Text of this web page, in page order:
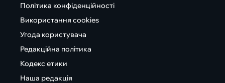
Політика конфіденційності
Використання cookies
Угода користувача
Редакційна політика
Кодекс етики
Наша редакція